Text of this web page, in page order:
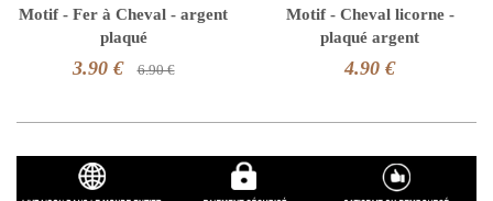
Motif - Fer à Cheval - argent
plaqué
3.90 € 6.90 €
Motif - Cheval licorne -
plaqué argent
4.90 €